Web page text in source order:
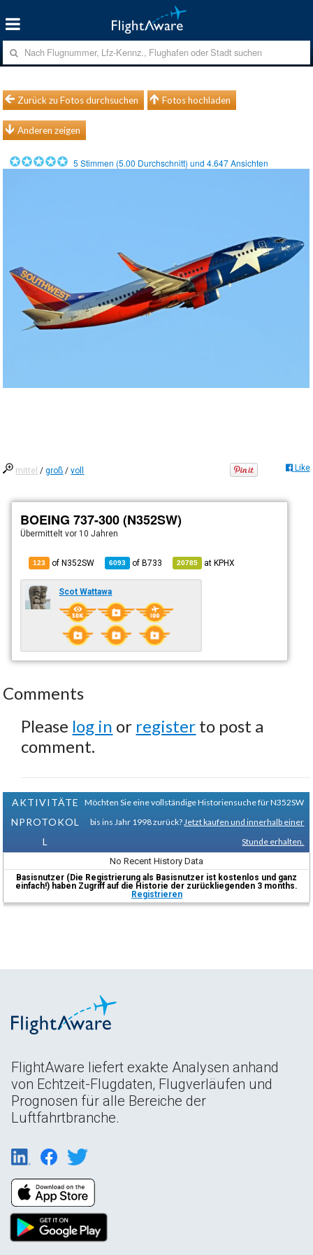
Zurück zu Fotos durchsuchen Fotos hochladen
Anderen zeigen
5 Stimmen (5.00 Durchschnitt) und4.647Ansichten
mittel /groß /voll Like
BOEING 737-300 (N352SW)
Übermitteltvor 10 Jahren
123 of N352SW 6093 ofB733 20785 atKPHX
Scot Wattawa
Comments
Please log in or register to post a
comment.
AKTIVITÄTE
NPROTOKOL
L
Möchten Sie eine vollständige Historiensuche für N352SW
bis ins Jahr 1998 zurück? Jetzt kaufen und innerhalb einer
Stunde erhalten.
No Recent History Data
Basisnutzer (Die Registrierung als Basisnutzer ist kostenlos und ganz
einfach!) haben Zugriff auf die Historie der zurückliegenden 3 months.
Registrieren
FlightAware liefert exakte Analysen anhand
von Echtzeit-Flugdaten, Flugverläufen und
Prognosen für alle Bereiche der
Luftfahrtbranche.